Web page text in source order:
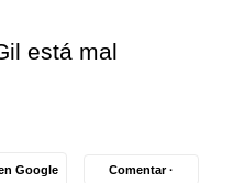
está mal
Google Comentar ·